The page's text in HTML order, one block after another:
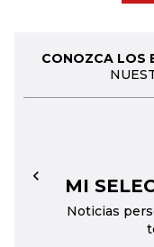
CONOZCA LOS
MI
Noticias
←